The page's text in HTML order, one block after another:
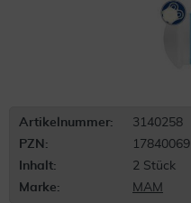
Artikelnummer:
3140258
PZN:
17840069
Inhalt:
2 Stück
Marke:
MAM